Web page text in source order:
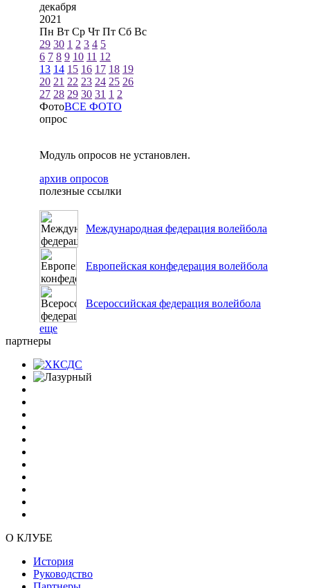
декабря
2021
Пн Вт Ср Чт Пт Сб Вс
29 30 1 2 3 4 5
6 7 8 9 10 11 12
13 14 15 16 17 18 19
20 21 22 23 24 25 26
27 28 29 30 31 1 2
ФотоВСЕ ФОТО
опрос
Модуль опросов не установлен.
архив опросов
полезные ссылки
Международная федерация волейбола
Европейская конфедерация волейбола
Всероссийская федерация волейбола
еще
партнеры
О КЛУБЕ
История
Руководство